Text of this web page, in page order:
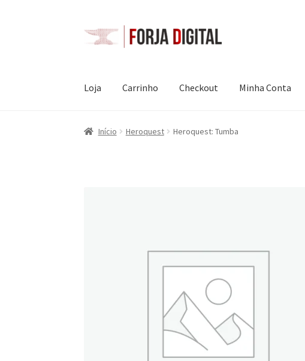
Pular
para
Pular
para
Loja Carrinho Checkout Minha Conta
Início Heroquest Heroquest: Tumba